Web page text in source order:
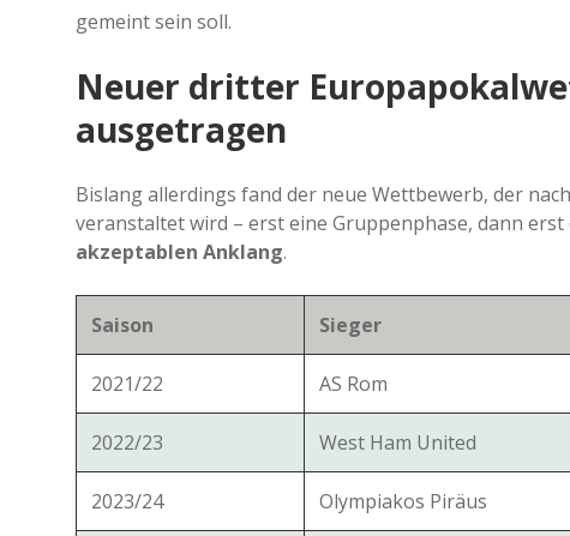
gemeint sein soll.
Neuer dritter
ausgetragen
Bislang allerdings fand der neue Wettbewerb, der
veranstaltet wird – erst eine Gruppenphase, dann
akzeptablen Anklang.
Saison Sieger
2021/22 AS Rom
2022/23 West Ham United
2023/24 Olympiakos Piräus